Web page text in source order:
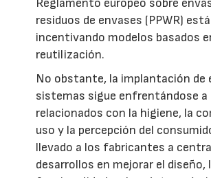
Reglamento europeo sobre
residuos de envases (PPWR) está
incentivando modelos basados
reutilización.
No obstante, la implantación de
sistemas sigue enfrentándose a
relacionados con la higiene, la
uso y la percepción del
llevado a los fabricantes a
desarrollos en mejorar el diseño,